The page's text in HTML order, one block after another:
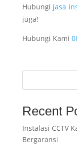
Hubungi jasa
juga!
Hubungi Kami
Recent
Instalasi CCTV
Bergaransi